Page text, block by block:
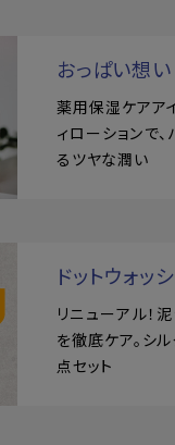
おっぱい想い
薬用保湿ケアア
ィローションで
るツヤな潤い
ドットウォッ
リニューアル！
を徹底ケア。シ
点セット